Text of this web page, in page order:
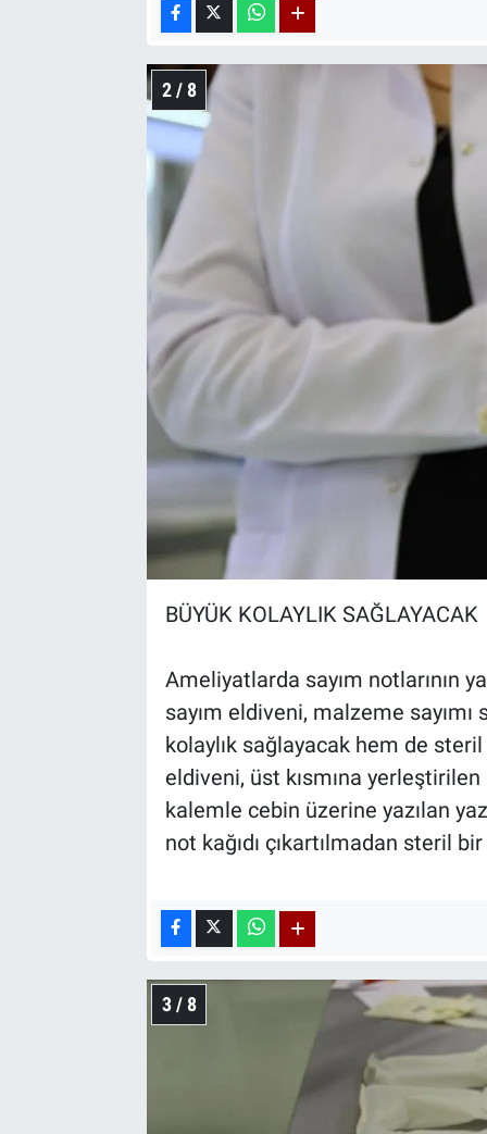
2 / 8
BÜYÜK KOLAYLIK SAĞLAYACAK
Ameliyatlarda sayım notlarının
sayım eldiveni, malzeme sayımı
kolaylık sağlayacak hem de steril
eldiveni, üst kısmına
kalemle cebin üzerine yazılan
not kağıdı çıkartılmadan steril
3 / 8